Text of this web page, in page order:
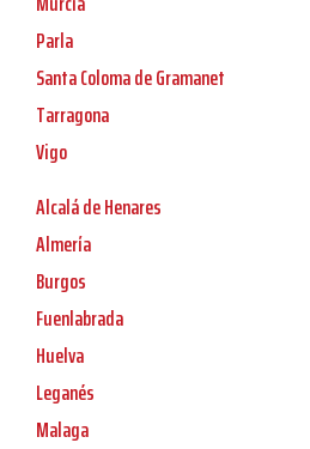
Parla
Santa Coloma de Gramanet
Tarragona
Vigo
Alcalá de Henares
Almería
Burgos
Fuenlabrada
Huelva
Leganés
Malaga